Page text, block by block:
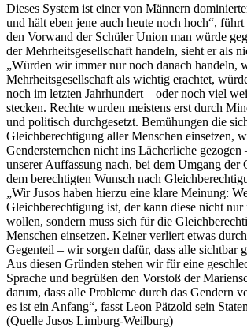
Dieses System ist einer von Männern
und hält eben jene auch heute noch hoch“,
den Vorwand der Schüler Union man würde
der Mehrheitsgesellschaft handeln, sieht er als
„Würden wir immer nur noch danach handeln,
Mehrheitsgesellschaft als wichtig erachtet,
noch im letzten Jahrhundert – oder noch viel
stecken. Rechte wurden meistens erst durch
und politisch durchgesetzt. Bemühungen die
Gleichberechtigung aller Menschen einsetzen,
Gendersternchen nicht ins Lächerliche gezogen
unserer Auffassung nach, bei dem Umgang der
dem berechtigten Wunsch nach
„Wir Jusos haben hierzu eine klare Meinung:
Gleichberechtigung ist, der kann diese nicht
wollen, sondern muss sich für die
Menschen einsetzen. Keiner verliert etwas
Gegenteil – wir sorgen dafür, dass alle sichtbar
Aus diesen Gründen stehen wir für eine
Sprache und begrüßen den Vorstoß der
darum, dass alle Probleme durch das Gendern
es ist ein Anfang“, fasst Leon Pätzold sein
(Quelle Jusos Limburg-Weilburg)